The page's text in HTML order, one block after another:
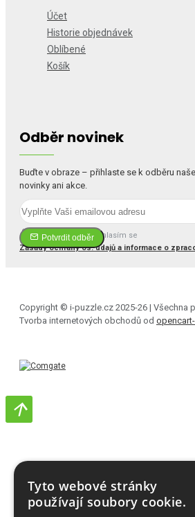
Účet
Historie objednávek
Oblíbené
Košík
Odběr novinek
Buďte v obraze – přihlaste se k odběru
novinky ani akce.
Potvrdit odběr
Četl(a) jsem a souhlasím se
Zásady ochrany os. údajů a informace o
Copyright © i-puzzle.cz 2025-26 | Všechna
Tvorba internetových obchodů od
Tyto webové stránky
používají soubory cookie.